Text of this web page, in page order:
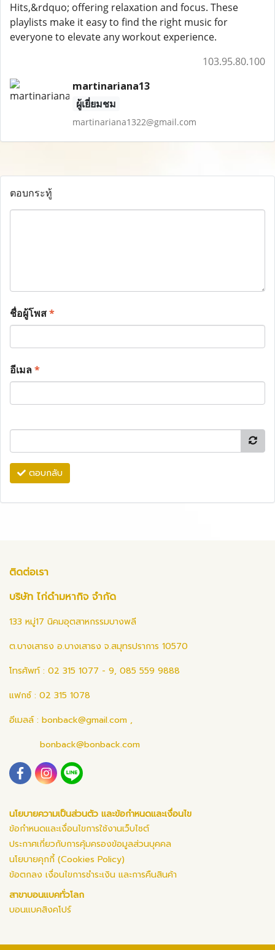
Hits,&rdquo; offering relaxation and focus. These
playlists make it easy to find the right music for
everyone to elevate any workout experience.
103.95.80.100
martinariana13
ผู้เยี่ยมชม
martinariana1322@gmail.com
ตอบกระทู้
ชื่อผู้โพส*
อีเมล*
ตอบกลับ
ติดต่อเรา
บริษัท ไก่ดำมหากิจ จำกัด
133 หมู่17 นิคมอุตสาหกรรมบางพลี
ต.บางเสาธง อ.บางเสาธง จ.สมุทรปราการ 10570
โทรศัพท์ : 02 315 1077 - 9, 085 559 9888
แฟกซ์ : 02 315 1078
อีเมลล์ : bonback@gmail.com ,
bonback@bonback.com
นโยบายความเป็นส่วนตัว และข้อกำหนดและเงื่อนไข
ข้อกำหนดและเงื่อนไขการใช้งานเว็บไซต์
ประกาศเกี่ยวกับการคุ้มครองข้อมูลส่วนบุคคล
นโยบายคุกกี้ (Cookies Policy)
ข้อตกลง เงื่อนไขการชำระเงิน และการคืนสินค้า
สาขาบอนแบคทั่วโลก
บอนแบคสิงคโปร์